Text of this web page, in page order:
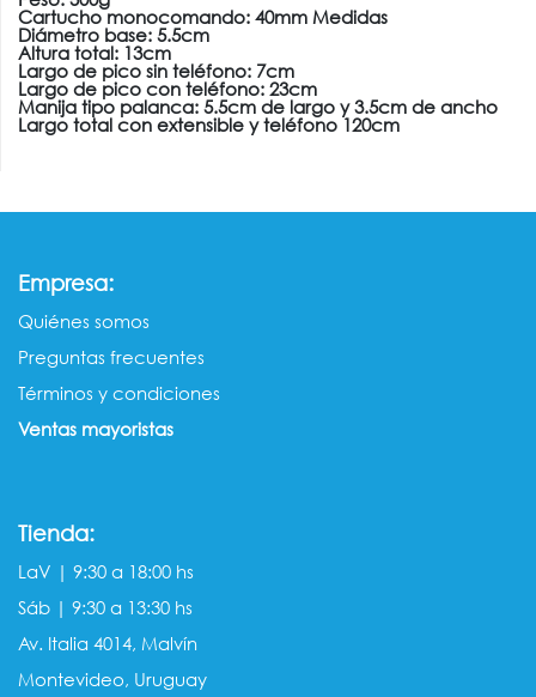
Cartucho monocomando: 40mm Medidas
Diámetro base: 5.5cm
Altura total: 13cm
Largo de pico sin teléfono: 7cm
Largo de pico con teléfono: 23cm
Manija tipo palanca: 5.5cm de largo y 3.5cm de ancho
Largo total con extensible y teléfono 120cm
Empresa:
Quiénes somos​​
Preguntas frecuentes
Términos y condiciones
Ventas mayorista​s
Tienda:
LaV | 9:30 a 18:00 hs
Sáb | 9:30 a 13:30 hs
Av. Italia 4014, Malvín
Montevideo, Uruguay